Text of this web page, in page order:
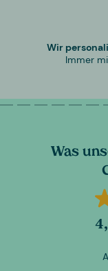
Wir
Immer
Was